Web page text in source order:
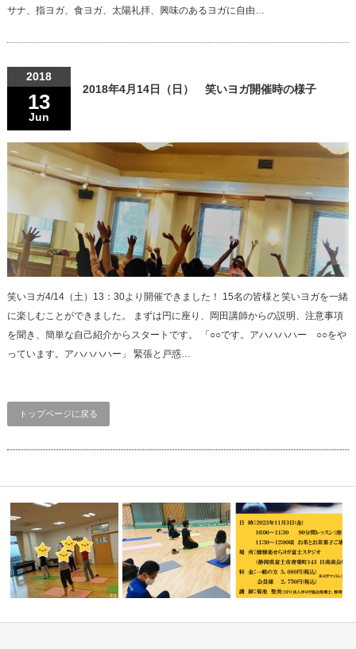
サナ、指ヨガ、食ヨガ、太陽礼拝、興味のあるヨガに自由…
2018
13
Jun
2018年4月14日（日） 笑いヨガ開催時の様子
笑いヨガ4/14（土）13：30より開催できました！ 15名の皆様と笑いヨガを一緒
に楽しむことができました。 まずは円に座り、岡田講師からの説明、注意事項
を聞き、簡単な自己紹介からスタートです。 「○○です。アハハハハー ○○をや
っています。アハハハハー」 緊張と戸惑…
トップページに戻る